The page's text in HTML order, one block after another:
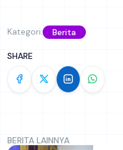
Kategori: Berita
SHARE
BERITA LAINNYA